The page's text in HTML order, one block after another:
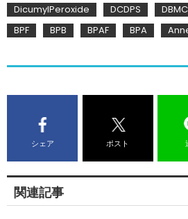
DicumylPeroxide
DCDPS DBMC
BPF
BPB BPAF BPA
シェア ポスト
関連記事